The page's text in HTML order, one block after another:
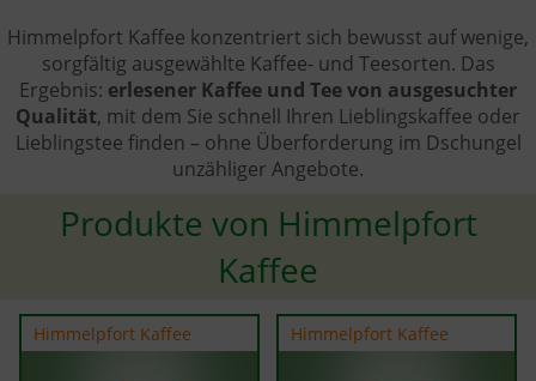
Himmelpfort Kaffee konzentriert sich bewusst auf wenige,
sorgfältig ausgewählte Kaffee- und Teesorten. Das
Ergebnis: erlesener Kaffee und Tee von ausgesuchter
Qualität, mit dem Sie schnell Ihren Lieblingskaffee oder
Lieblingstee finden – ohne Überforderung im Dschungel
unzähliger Angebote.
Produkte von Himmelpfort
Kaffee
Himmelpfort Kaffee Himmelpfort Kaffee